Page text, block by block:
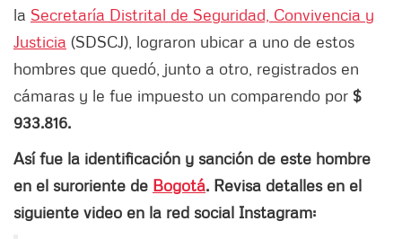
la Secretaría Distrital de Seguridad, Convivencia y
Justicia (SDSCJ), lograron ubicar a uno de estos
hombres que quedó, junto a otro, registrados en
cámaras y le fue impuesto un comparendo por $
933.816.
Así fue la identificación y sanción de este hombre
en el suroriente de Bogotá. Revisa detalles en el
siguiente video en la red social Instagram: